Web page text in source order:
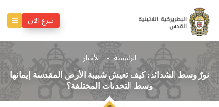
تبرع الآن
الرئيسية الأخبار
نورٌ وسط الشدائد: كيف تعيش شبيبة الأرض المقدسة إيمانها
وسط التحديات المختلفة؟